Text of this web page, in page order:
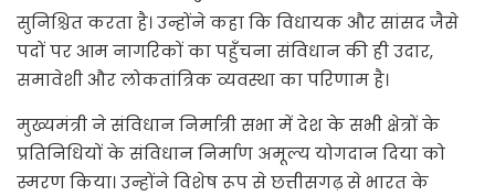
सुनिश्चित करता है। उन्होंने कहा कि विधायक और सांसद जैसे
पदों पर आम नागरिकों का पहुँचना संविधान की ही उदार,
समावेशी और लोकतांत्रिक व्यवस्था का परिणाम है।
मुख्यमंत्री ने संविधान निर्मात्री सभा में देश के सभी क्षेत्रों के
प्रतिनिधियों के संविधान निर्माण अमूल्य योगदान दिया को
स्मरण किया। उन्होंने विशेष रूप से छत्तीसगढ़ से भारत के